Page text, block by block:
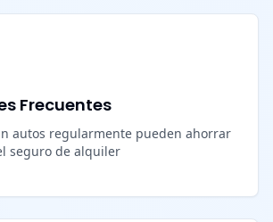
Frecuentes
autos regularmente pueden ahorrar
seguro de alquiler